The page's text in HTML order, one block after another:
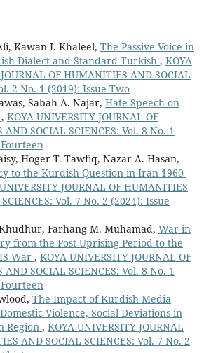
Kawan I. Khaleel, The Passive Voice in
Dialect and Standard Turkish , KOYA
OF HUMANITIES AND SOCIAL
2 No. 1 (2019): Issue Two
Sabah A. Najar, Hate Speech on
, KOYA UNIVERSITY JOURNAL OF
SOCIAL SCIENCES: Vol. 8 No. 1
Hoger T. Tawfiq, Nazar A. Hasan,
to the Kurdish Question in Iran 1960-
JOURNAL OF HUMANITIES
Vol. 7 No. 2 (2024): Issue
Farhang M. Muhamad, War in
from the Post-Uprising Period to the
War , KOYA UNIVERSITY JOURNAL OF
SOCIAL SCIENCES: Vol. 8 No. 1
The Impact of Kurdish Media
Violence, Social Deviations in
Region , KOYA UNIVERSITY JOURNAL
AND SOCIAL SCIENCES: Vol. 7 No. 2